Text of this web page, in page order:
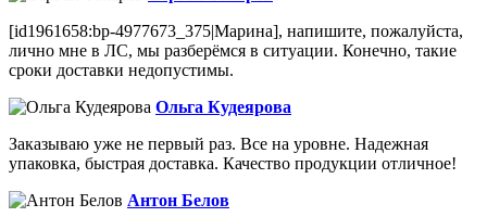
[id1961658:bp-4977673_375|Марина], напишите, пожалуйста,
лично мне в ЛС, мы разберёмся в ситуации. Конечно, такие
сроки доставки недопустимы.
Ольга Кудеярова
Заказываю уже не первый раз. Все на уровне. Надежная
упаковка, быстрая доставка. Качество продукции отличное!
Антон Белов